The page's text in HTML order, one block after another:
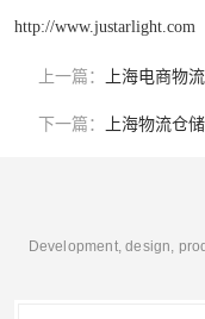
http://www.justarlight.com
上一篇： 上海电商物
下一篇： 上海物流仓
Development, design,